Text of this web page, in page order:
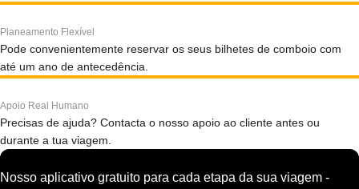
Planeamento Flexível
Pode convenientemente reservar os seus bilhetes de comboio com
até um ano de antecedência.
Apoio Real Humano
Precisas de ajuda? Contacta o nosso apoio ao cliente antes ou
durante a tua viagem.
Nosso aplicativo gratuito para cada etapa da sua viagem -